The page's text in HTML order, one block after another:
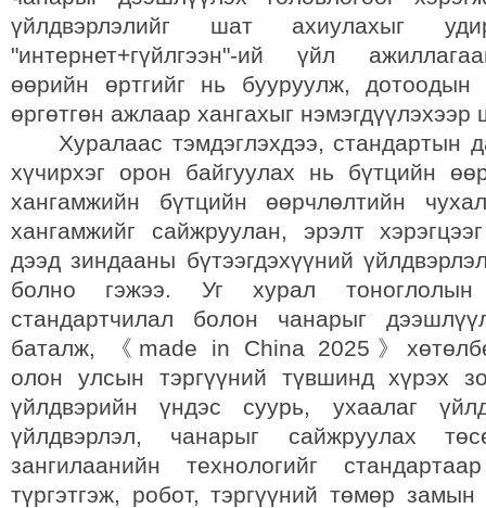
үйлдвэрлэлийг шат ахиулахыг
"интернет+гүйлгээн"-ий үйл
өөрийн өртгийг нь бууруулж, дотоодын
өргөтгөн ажлаар хангахыг нэмэгдүүлэхээр
Хуралаас тэмдэглэхдээ, стандартын
хүчирхэг орон байгуулах нь бүтцийн
хангамжийн бүтцийн өөрчлөлтийн
хангамжийг сайжруулан, эрэлт
дээд зиндааны бүтээгдэхүүний
болно гэжээ. Уг хурал тоноглолын
стандартчилал болон чанарыг
баталж, 《made in China 2025》
олон улсын тэргүүний түвшинд хүрэх
үйлдвэрийн үндэс суурь, ухаалаг
үйлдвэрлэл, чанарыг сайжруулах
зангилаанийн технологийг
түргэтгэж, робот, тэргүүний төмөр